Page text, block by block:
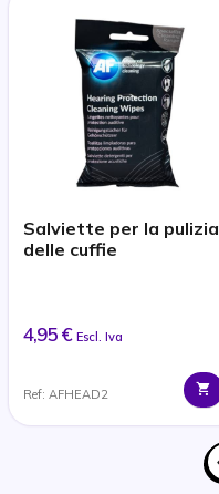
Salviette per la pulizia
delle cuffie
4,95 € Escl. Iva
Ref: AFHEAD2